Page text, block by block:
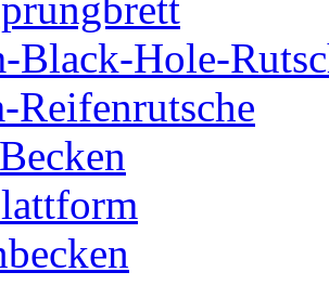
Black-Hole-
Reifenrutsche